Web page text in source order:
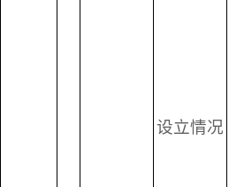
设立情况